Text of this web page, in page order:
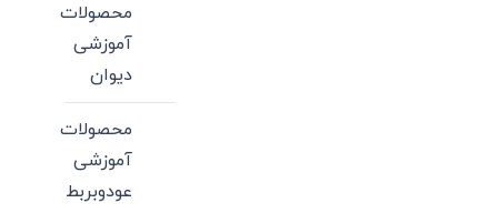
محصولات
آموزشی
دیوان
محصولات
آموزشی
عودوبربط